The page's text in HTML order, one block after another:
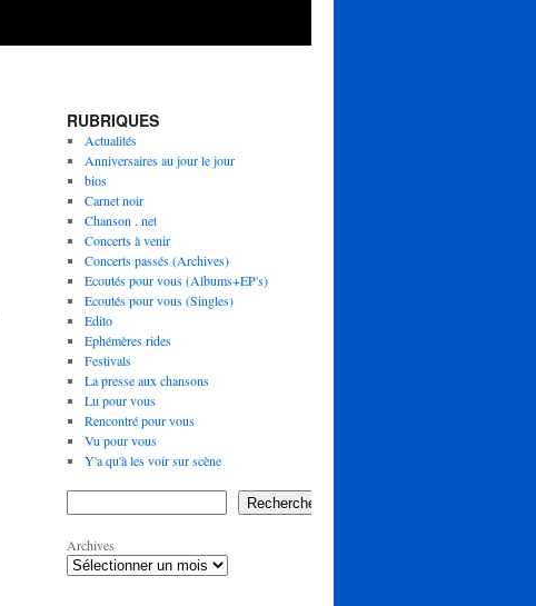
RUBRIQUES
Actualités
Anniversaires au jour le jour
bios
Carnet noir
Chanson . net
Concerts à venir
Concerts passés (Archives)
Ecoutés pour vous (Albums+EP's)
Ecoutés pour vous (Singles)
Edito
Ephémères rides
Festivals
La presse aux chansons
Lu pour vous
Rencontré pour vous
Vu pour vous
Y'a qu'à les voir sur scène
Rechercher
Archives